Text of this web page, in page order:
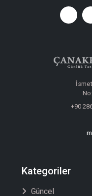
+90
Kategoriler
Güncel